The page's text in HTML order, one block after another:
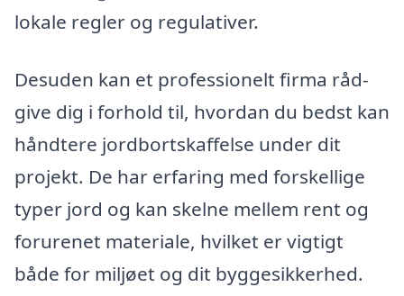
lokale regler og regulativer.
Desuden kan et professionelt firma råd­
give dig i forhold til, hvordan du bedst kan
håndtere jordbortskaffelse under dit
projekt. De har erfaring med forskellige
typer jord og kan skelne mellem rent og
forurenet materiale, hvilket er vigtigt
både for miljøet og dit byggesikkerhed.